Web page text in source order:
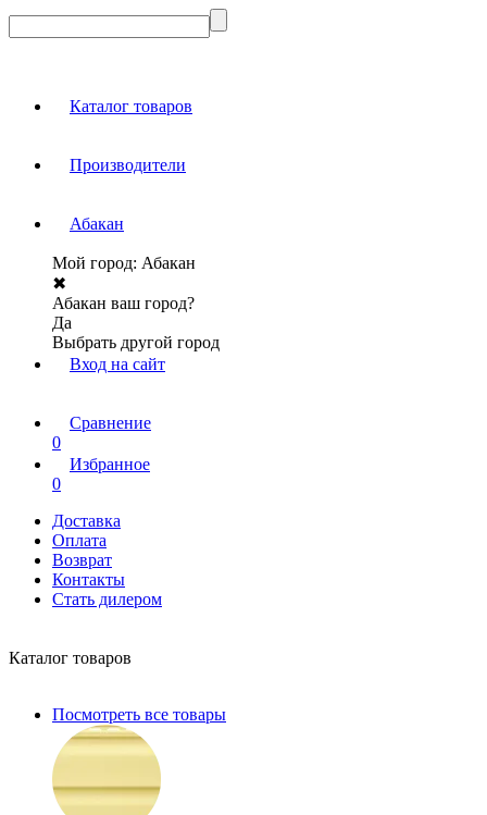
Каталог товаров
Производители
Абакан
Мой город: Абакан
✖
Абакан ваш город?
Да
Выбрать другой город
Вход на сайт
Сравнение
0
Избранное
0
Доставка
Оплата
Возврат
Контакты
Стать дилером
Каталог товаров
Посмотреть все товары